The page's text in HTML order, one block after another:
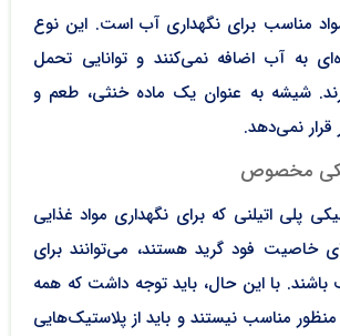
مناسب برای نگهداری آب است. این نوع
به آب اضافه نمی‌کنند و توانایی تحمل
شیشه به عنوان یک ماده خنثی، طعم و
نمی‌دهد.
پلی اتیلنی که برای نگهداری مواد غذایی
خاصیت فود گرید هستند، می‌توانند برای
با این حال، باید توجه داشت که همه
مناسب نیستند و باید از پلاستیک‌هایی